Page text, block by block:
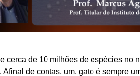
cerca de 10 milhões de espécies no
Afinal de contas, um, gato é sempre